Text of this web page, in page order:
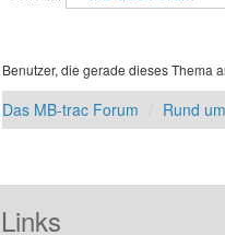
Benutzer, die gerade dieses Thema
Das MB-trac Forum Rund
Links